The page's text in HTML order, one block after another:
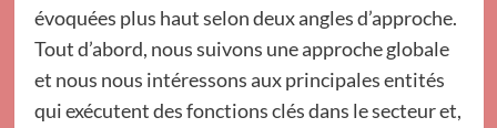
évoquées plus haut selon deux angles d’approche.
Tout d’abord, nous suivons une approche globale
et nous nous intéressons aux principales entités
qui exécutent des fonctions clés dans le secteur et,